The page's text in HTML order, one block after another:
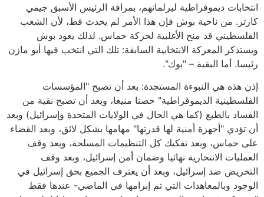
انتخابات ديموقراطية لبرلمانهم، بمراقة الرئيس الأسبق جيمي
كارتر. من ناحية بوش فإن هذا الأمر لم يحدث قط، لأن الشعب
الفلسطيني قد منح الأغلبية لحركة حماس. لذلك يعود بوش
ويستذكر المعركة الانتخابية السابقة: تلك التي انتخب فيها أبو مازن
رئيسا. أما البقية – "بوك".
إذن هذه هي النبوءة المستجدة: بعد أن تصبح "المؤسسات
الفلسطينية الديموقراطية" حصنا منيعا، وبعد أن تصبح نقية من
الفساد بالطبع (كما هي الحال في الولايات المتحدة وإسرائيل) وبعد
أن تؤدي "أجهزة أمنية لها قدرتها" مهامها بشكل لائق، وبعد القضاء
على حماس، وبعد تفكيك كل التنظيمات المسلحة، وبعد وقف
العمليات الانتحارية نهائيا وضمان أمن إسرائيل، وبعد وقف
التحريض ضد إسرائيل، وبعد أن يعترف الجميع بحق إسرائيل في
الوجود وبالمعاهدات التي تم إبرامها في الماضي- عندها فقط